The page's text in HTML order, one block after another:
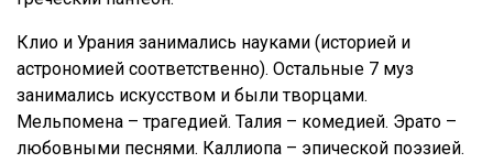
Клио и Урания занимались науками (историей и
астрономией соответственно). Остальные 7 муз
занимались искусством и были творцами.
Мельпомена – трагедией. Талия – комедией. Эрато –
любовными песнями. Каллиопа – эпической поэзией.